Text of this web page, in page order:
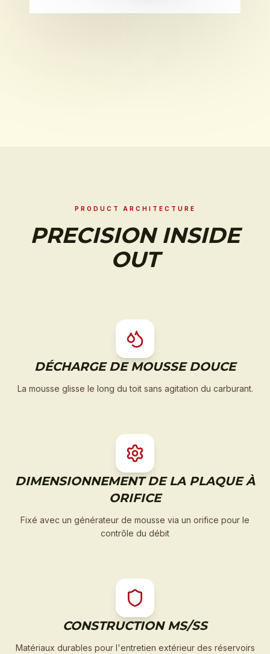
PRODUCT ARCHITECTURE
PRECISION INSIDE
OUT
DÉCHARGE DE MOUSSE DOUCE
La mousse glisse le long du toit sans agitation du carburant.
DIMENSIONNEMENT DE LA PLAQUE À
ORIFICE
Fixé avec un générateur de mousse via un orifice pour le
contrôle du débit
CONSTRUCTION MS/SS
Matériaux durables pour l'entretien extérieur des réservoirs